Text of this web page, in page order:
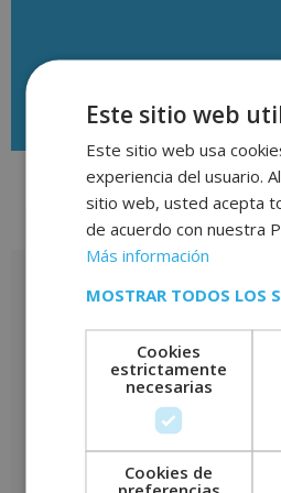
Valoraciones (0)
No hay valoraciones aún.
Sé el primero en valorar “Máster
para Ejecutivos de Alto Rendimiento
– CON ESTANCIAS FORMATIVAS
Tu valoración*
Este sitio web
Este sitio web usa
experiencia del usuario.
sitio web, usted acepta
de acuerdo con nuestra
Más información
MOSTRAR TODOS LOS
Cookies
estrictamente
necesarias
Cookies de